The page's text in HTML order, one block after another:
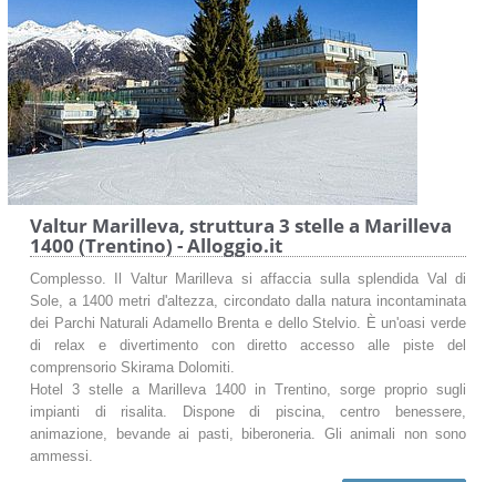
Valtur Marilleva, struttura 3 stelle a Marilleva
1400 (Trentino) - Alloggio.it
Complesso. Il Valtur Marilleva si affaccia sulla splendida Val di
Sole, a 1400 metri d'altezza, circondato dalla natura incontaminata
dei Parchi Naturali Adamello Brenta e dello Stelvio. È un'oasi verde
di relax e divertimento con diretto accesso alle piste del
comprensorio Skirama Dolomiti.
Hotel 3 stelle a Marilleva 1400 in Trentino, sorge proprio sugli
impianti di risalita. Dispone di piscina, centro benessere,
animazione, bevande ai pasti, biberoneria. Gli animali non sono
ammessi.